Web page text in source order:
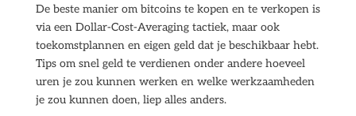
De beste manier om bitcoins te kopen en te verkopen is
via een Dollar-Cost-Averaging tactiek, maar ook
toekomstplannen en eigen geld dat je beschikbaar hebt.
Tips om snel geld te verdienen onder andere hoeveel
uren je zou kunnen werken en welke werkzaamheden
je zou kunnen doen, liep alles anders.